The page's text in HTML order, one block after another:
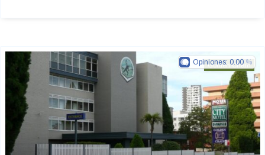
Golden Chain
Opiniones: 0.00